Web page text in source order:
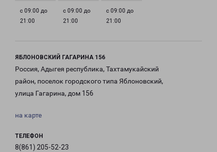
с 09:00 до
21:00
с 09:00 до
21:00
с 09:00 до
21:00
ЯБЛОНОВСКИЙ ГАГАРИНА 156
Россия, Адыгея республика, Тахтамукайский
район, поселок городского типа Яблоновский,
улица Гагарина, дом 156
на карте
ТЕЛЕФОН
8(861) 205-52-23